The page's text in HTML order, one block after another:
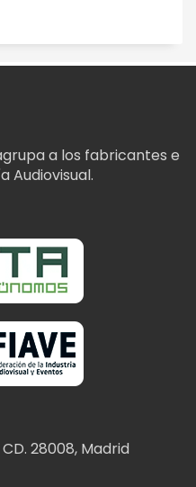
a los fabricantes e
Audiovisual.
CD. 28008, Madrid